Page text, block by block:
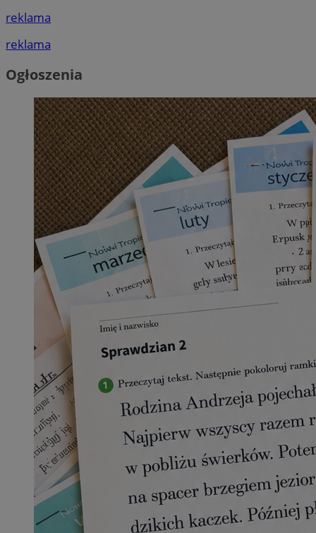
reklama
reklama
Ogłoszenia